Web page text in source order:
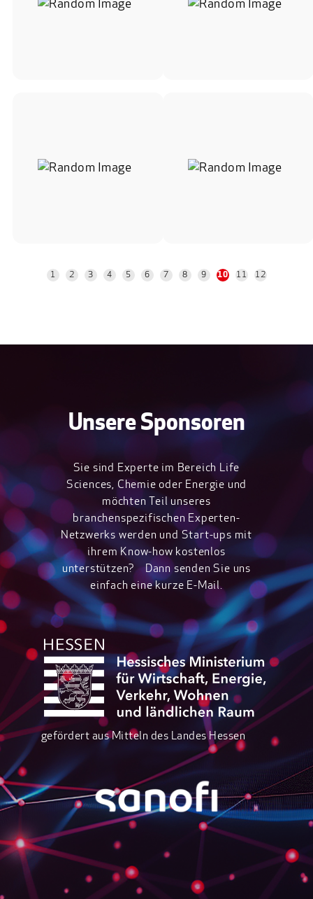
1 2 3 4 5 6 7 8 9 10 11 12
Unsere Sponsoren
Sie sind Experte im Bereich Life
Sciences, Chemie oder Energie und
möchten Teil unseres
branchenspezifischen Experten-
Netzwerks werden und Start-ups mit
ihrem Know-how kostenlos
unterstützen? Dann senden Sie uns
einfach eine kurze E-Mail.
gefördert aus Mitteln des Landes Hessen